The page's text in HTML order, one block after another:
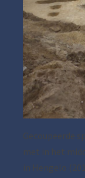
Gecoupeerde
met in het
in Hengelo